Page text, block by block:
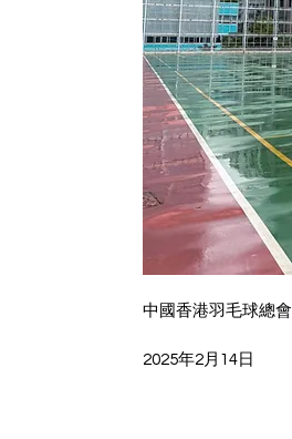
中國香港羽毛球總會
2025年2月14日